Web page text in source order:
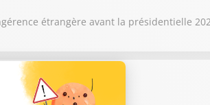
étrangère avant la présidentielle